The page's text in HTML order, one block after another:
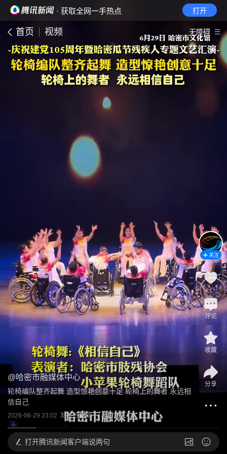
· 获取全网一手热点 打开
首页 视频 无障碍
@哈密市融媒体中心
轮椅编队整齐起舞 造型惊艳创意十足 轮椅上的舞者 永远相
信自己
2026-06-29 23:02 发布于新疆
关注
评论
收藏
分享
打开腾讯新闻客户端说两句